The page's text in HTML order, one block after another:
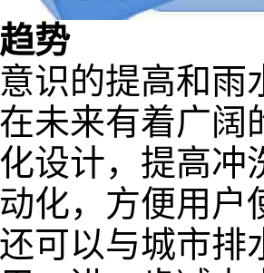
势
识的提高和
未来有着广阔
设计，提高
化，方便用
可以与城市排